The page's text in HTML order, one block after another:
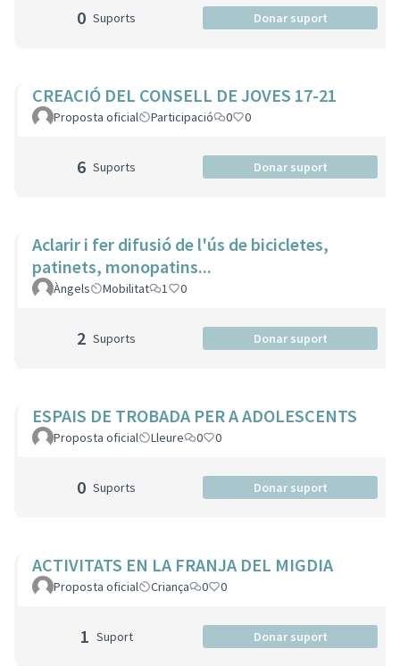
0 Suports Donar suport
CREACIÓ DEL CONSELL DE JOVES 17-21
Proposta oficial Participació 0 0
6 Suports Donar suport
Aclarir i fer difusió de l'ús de bicicletes,
patinets, monopatins...
Àngels Mobilitat 1 0
2 Suports Donar suport
ESPAIS DE TROBADA PER A ADOLESCENTS
Proposta oficial Lleure 0 0
0 Suports Donar suport
ACTIVITATS EN LA FRANJA DEL MIGDIA
Proposta oficial Criança 0 0
1 Suport Donar suport